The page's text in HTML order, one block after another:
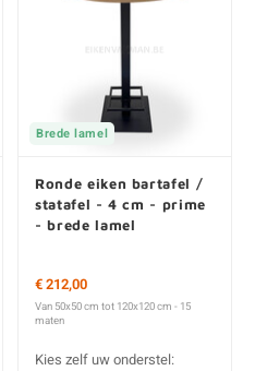
Brede lamel
Ronde eiken bartafel /
statafel - 4 cm - prime
- brede lamel
€ 212,00
Van 50x50 cm tot 120x120 cm - 15
maten
Kies zelf uw onderstel: